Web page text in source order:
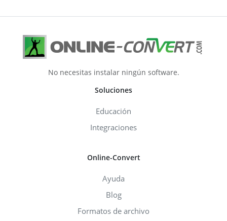
No necesitas instalar ningún software.
Soluciones
Educación
Integraciones
Online-Convert
Ayuda
Blog
Formatos de archivo